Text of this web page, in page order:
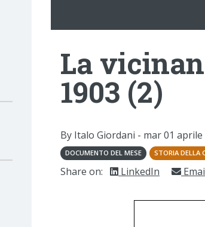
La
1903 (2)
By Italo Giordani - mar 01 aprile
DOCUMENTO DEL MESE STORIA DELLA
Share on: LinkedIn